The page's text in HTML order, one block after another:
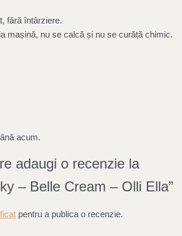
fără întârziere.
mașină, nu se calcă și nu se curăță chimic.
acum.
adaugi o recenzie la
– Belle Cream – Olli Ella”
pentru a publica o recenzie.